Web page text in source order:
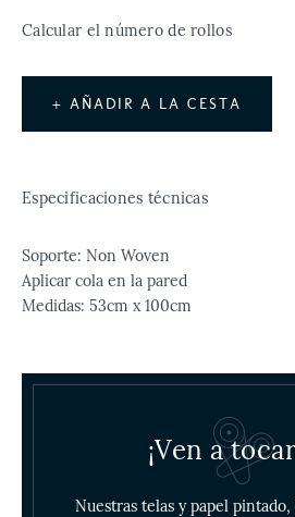
Calcular el número de rollos
+ AÑADIR A LA CESTA
Especificaciones técnicas
Soporte: Non Woven
Aplicar cola en la pared
Medidas: 53cm x 100cm
¡Ven a
Nuestras telas y papel